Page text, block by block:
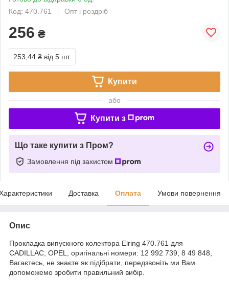
Код: 470.761
Опт і роздріб
256 ₴
253,44 ₴ від 5 шт.
Купити
або
Купити з
Що таке купити з Пром?
Замовлення під захистом
Доставка Оплата Умови повернення
Опис
Прокладка випускного колектора Elring 470.761 для
CADILLAC, OPEL, оригінальні номери: 12 992 739, 8 49 848,
Вагаєтесь, не знаєте як підібрати, передзвоніть ми Вам
допоможемо зробити правильний вибір.